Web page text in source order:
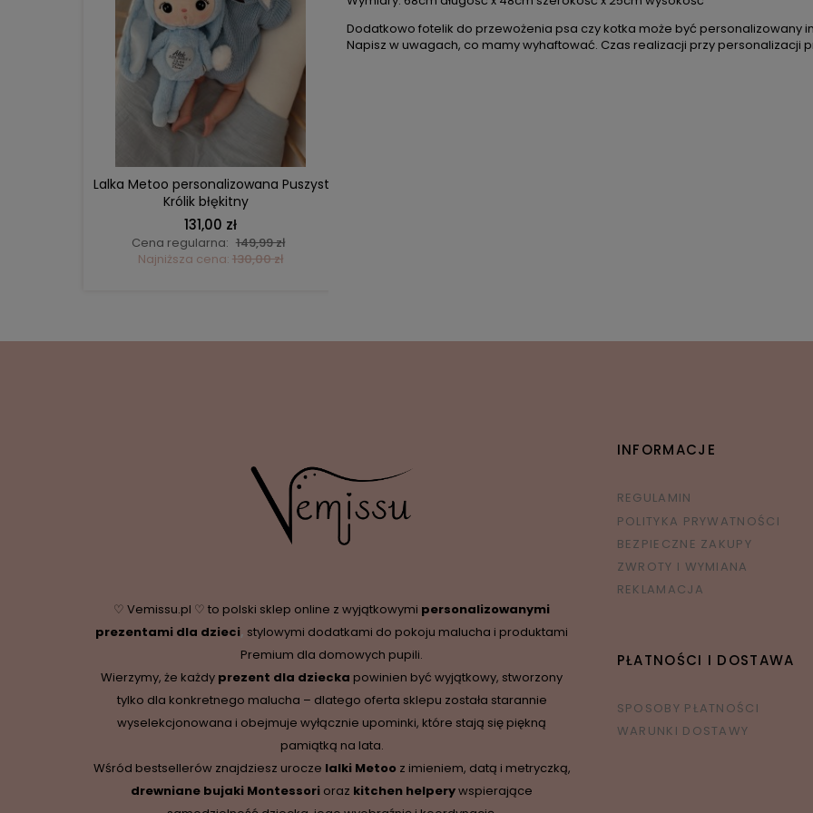
Lalka Metoo personalizowana Puszysty
Królik błękitny
131,00 zł
Cena regularna: 149,99 zł
Najniższa cena:130,00 zł
DO KOSZYKA
Dodatkowo fotelik do przewożenia psa czy kotka może być personalizowany
Napisz w uwagach, co mamy wyhaftować. Czas realizacji przy personalizacji
♡ Vemissu.pl ♡ to polski sklep online z wyjątkowymi personalizowanymi
prezentami dla dzieci, stylowymi dodatkami do pokoju malucha i produktami
Premium dla domowych pupili.
Wierzymy, że każdy prezent dla dziecka powinien być wyjątkowy, stworzony
tylko dla konkretnego malucha – dlatego oferta sklepu została starannie
wyselekcjonowana i obejmuje wyłącznie upominki, które stają się piękną
pamiątką na lata.
Wśród bestsellerów znajdziesz urocze lalki Metoo z imieniem, datą i metryczką,
drewniane bujaki Montessori oraz kitchen helperywspierające
INFORMACJE
REGULAMIN
POLITYKA PRYWATNOŚCI
BEZPIECZNE ZAKUPY
ZWROTY I WYMIANA
REKLAMACJA
PŁATNOŚCI I DOSTAWA
SPOSOBY PŁATNOŚCI
WARUNKI DOSTAWY